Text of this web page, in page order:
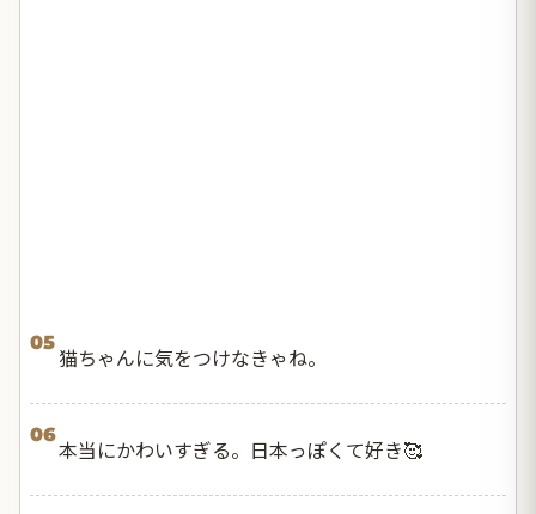
05
猫ちゃんに気をつけなきゃね。
06
本当にかわいすぎる。日本っぽくて好き🥰